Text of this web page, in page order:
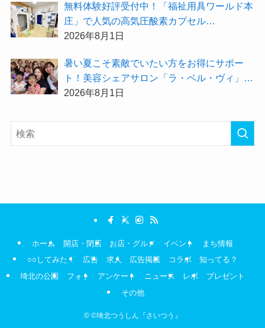
無料体験好評受付中！「福祉用具ワールド本
庄」で人気の高気圧酸素カプセル
「O2BOX（30分500円）」で夏バテ撃退★
2026年8月1日
暑い夏こそ素敵でいたい方をお得にサポー
ト！美容シェアサロン「ラ・ベル・ヴィ」か
ら2026年8月のお得情報が届きました！
2026年8月1日
ホーム 開店・閉店 お店・グルメ イベント
まち情報
○○してみた！
広告 求人 広告掲載 コラボ
知ってる？
埼北の公園
フォト アンケート ニュース レポ
プレゼント
その他
©©埼北つうしん『さいつう』